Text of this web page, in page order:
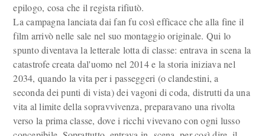
epilogo, cosa che il regista rifiutò.
La campagna lanciata dai fan fu così efficace che alla fine il
film arrivò nelle sale nel suo montaggio originale. Qui lo
spunto diventava la letterale lotta di classe: entrava in scena la
catastrofe creata dal'uomo nel 2014 e la storia iniziava nel
2034, quando la vita per i passeggeri (o clandestini, a
seconda dei punti di vista) dei vagoni di coda, distrutti da una
vita al limite della sopravvivenza, preparavano una rivolta
verso la prima classe, dove i ricchi vivevano con ogni lusso